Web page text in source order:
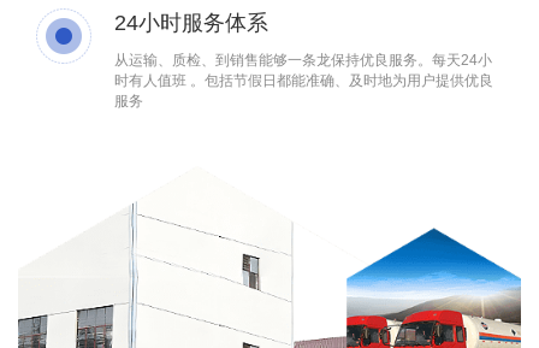
24小时服务体系
从运输、质检、到销售能够一条龙保持优良服务。每天24小
时有人值班 。包括节假日都能准确、及时地为用户提供优良
服务